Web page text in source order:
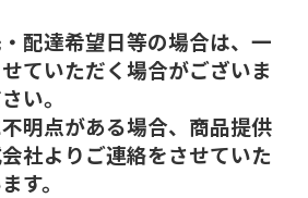
配達希望日等の場合は、一
ていただく場合がございま
い。
明点がある場合、商品提供
社よりご連絡をさせていた
す。